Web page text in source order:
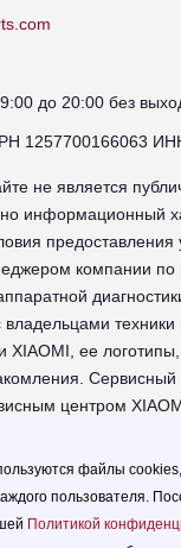
до 20:00 без
1257700166063
не является
информационный
предоставления
компании по
владельцами техники
XIAOMI, ее
Сервисный
центром
- Сервисный
центра
файлы
пользователя.
Политикой